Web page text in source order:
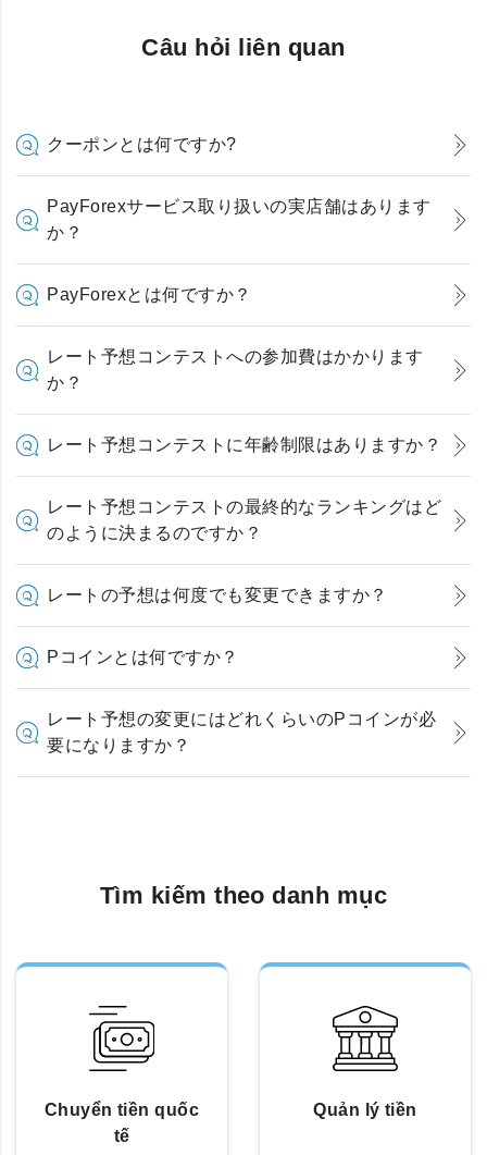
Câu hỏi liên quan
クーポンとは何ですか?
PayForexサービス取り扱いの実店舗はあります
か？
PayForexとは何ですか？
レート予想コンテストへの参加費はかかります
か？
レート予想コンテストに年齢制限はありますか？
レート予想コンテストの最終的なランキングはど
のように決まるのですか？
レートの予想は何度でも変更できますか？
Pコインとは何ですか？
レート予想の変更にはどれくらいのPコインが必
要になりますか？
Tìm kiếm theo danh mục
Chuyển tiền quốc
tế
Quản lý tiền